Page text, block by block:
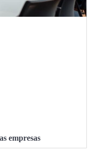
empresas